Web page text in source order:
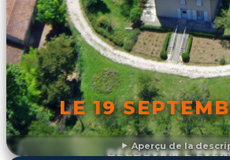
Aperçu de la
LE 19
DÉCOUVRIR